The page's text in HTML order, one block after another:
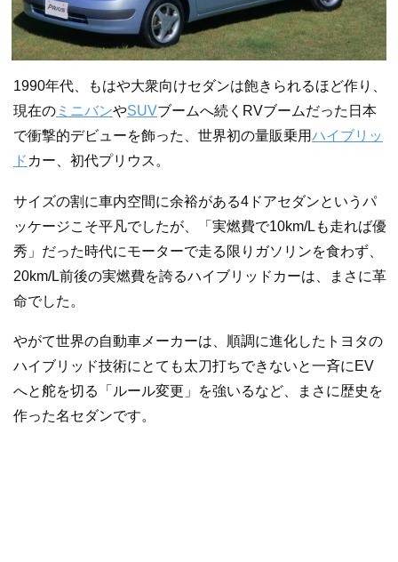
1990年代、もはや大衆向けセダンは飽きられるほど作り、
現在の ミニバンやSUVブームへ続くRVブームだった日本
で衝撃的デビューを飾った、世界初の量販乗用ハイブリッ
ド カー、初代プリウス。
サイズの割に車内空間に余裕がある4ドアセダンというパ
ッケージこそ平凡でしたが、「実燃費で10km/Lも走れば優
秀」だった時代にモーターで走る限りガソリンを食わず、
20km/L前後の実燃費を誇るハイブリッドカーは、まさに革
命でした。
やがて世界の自動車メーカーは、順調に進化したトヨタの
ハイブリッド技術にとても太刀打ちできないと一斉にEV
へと舵を切る「ルール変更」を強いるなど、まさに歴史を
作った名セダンです。